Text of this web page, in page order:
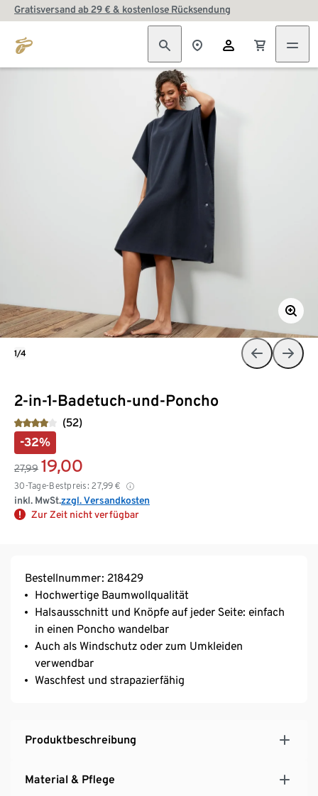
Gratisversand ab 29 € & kostenlose Rücksendung
2-in-1-Badetuch-und-Poncho
(52)
-32%
27,99 19,00
30-Tage-Bestpreis: 27,99 €
inkl. MwSt.zzgl. Versandkosten
Zur Zeit nicht verfügbar
1/4
Bestellnummer: 218429
Hochwertige Baumwollqualität
Halsausschnitt und Knöpfe auf jeder Seite: einfach
in einen Poncho wandelbar
Auch als Windschutz oder zum Umkleiden
verwendbar
Waschfest und strapazierfähig
Produktbeschreibung
Material & Pflege